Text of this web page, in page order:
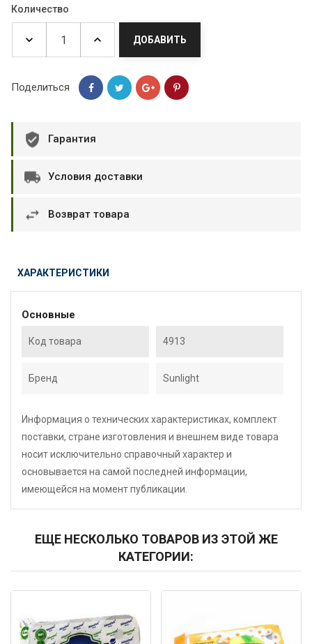
Количество
ДОБАВИТЬ
Поделиться
Гарантия
Условия доставки
Возврат товара
ХАРАКТЕРИСТИКИ
Основные
Код товара 4913
Бренд Sunlight
Информация о технических характеристиках, комплект
поставки, стране изготовления и внешнем виде товара
носит исключительно справочный характер и
основывается на самой последней информации,
имеющейся на момент публикации.
ЕЩЕ НЕСКОЛЬКО ТОВАРОВ ИЗ ЭТОЙ ЖЕ
КАТЕГОРИИ: